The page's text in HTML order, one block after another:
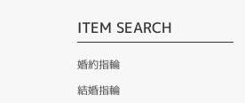
ITEM SEARCH
婚約指輪
結婚指輪